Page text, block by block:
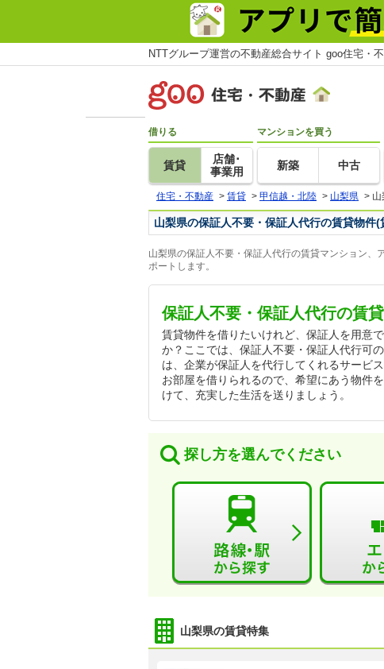
NTTグループ運営の不動産総合サイト goo住宅・
借りる
賃貸
店舗･
事業用
マンションを買う
新築 中古
住宅・不動産 > 賃貸 > 甲信越・北陸 > 山梨県 >
山梨県の保証人不要・保証人代行の賃貸物件
山梨県の保証人不要・保証人代行の賃貸マンション
ポートします。
保証人不要・保証人代行の賃
賃貸物件を借りたいけれど、保証人を用意
か？ここでは、保証人不要・保証人代行可
は、企業が保証人を代行してくれるサービ
お部屋を借りられるので、希望にあう物件
けて、充実した生活を送りましょう。
探し方を選んでください
山梨県の賃貸特集